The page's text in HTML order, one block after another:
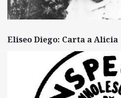
Eliseo Diego: Carta a Alicia